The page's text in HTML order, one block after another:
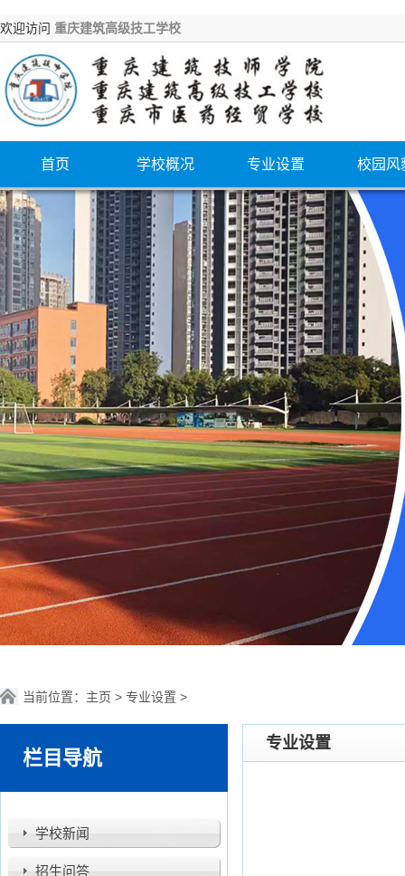
欢迎访问 重庆建筑高级技工学校
首页 学校概况 专业设置 校园风
当前位置： 主页 > 专业设置 >
栏目导航
学校新闻
招生问答
专业设置